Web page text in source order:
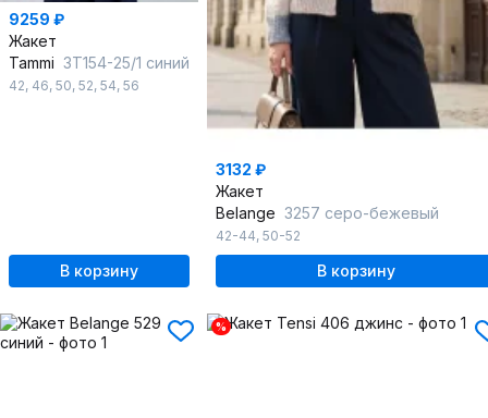
9259 ₽
Жакет
Tammi 3Т154-25/1 синий
42, 46, 50, 52, 54, 56
В корзину
3132 ₽
Жакет
Belange 3257 серо-бежевый
42-44, 50-52
В корзину
%